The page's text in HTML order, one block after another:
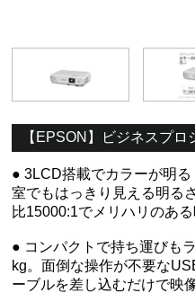
【EPSON】ビジネスプ
● 3LCD搭載でカラーが明
室でもはっきり見える明る
比15000:1でメリハリのあ
● コンパクトで持ち運びも
kg。面倒な操作が不要な
ーブルを差し込むだけで映